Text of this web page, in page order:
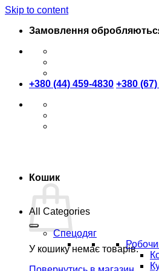
Skip to content
Замовлення
+380 (44) 459-4830 +380
Кошик
У кошику немає товарів.
All Categories
Спецодяг